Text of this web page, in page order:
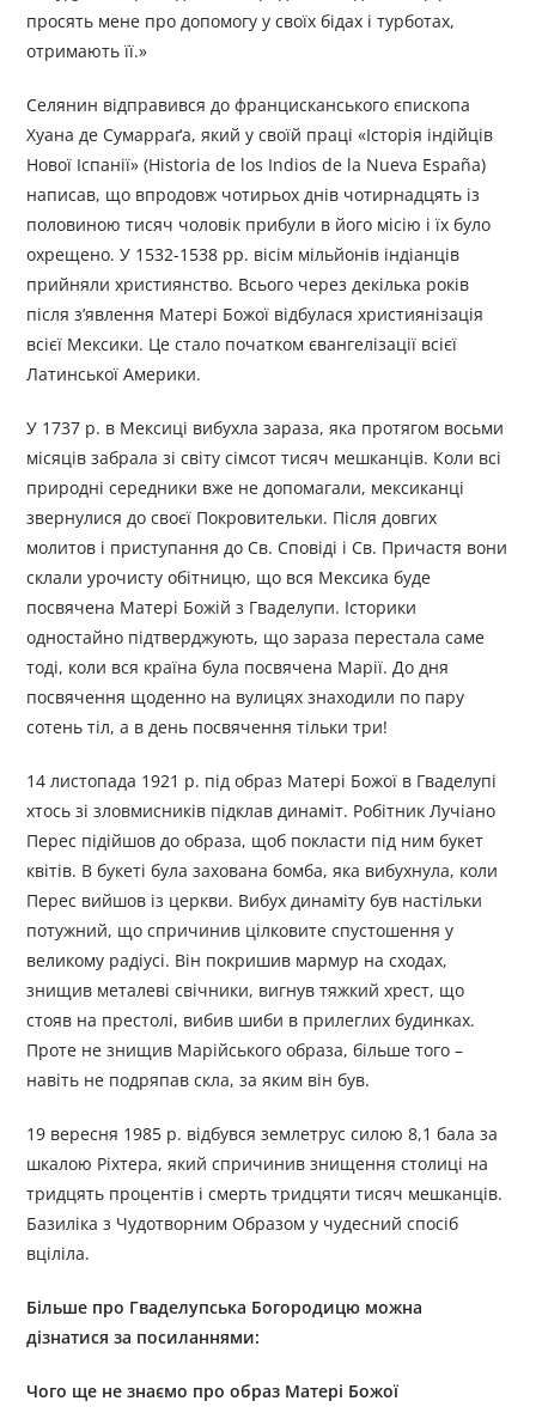
просять мене про допомогу у своїх бідах і турботах,
отримають її.»
Селянин відправився до францисканського єпископа
Хуана де Сумарраґа, який у своїй праці «Історія індійців
Нової Іспанії» (Historia de los Indios de la Nueva España)
написав, що впродовж чотирьох днів чотирнадцять із
половиною тисяч чоловік прибули в його місію і їх було
охрещено. У 1532-1538 рр. вісім мільйонів індіанців
прийняли християнство. Всього через декілька років
після з’явлення Матері Божої відбулася християнізація
всієї Мексики. Це стало початком євангелізації всієї
Латинської Америки.
У 1737 р. в Мексиці вибухла зараза, яка протягом восьми
місяців забрала зі світу сімсот тисяч мешканців. Коли всі
природні середники вже не допомагали, мексиканці
звернулися до своєї Покровительки. Після довгих
молитов і приступання до Св. Сповіді і Св. Причастя вони
склали урочисту обітницю, що вся Мексика буде
посвячена Матері Божій з Гваделупи. Історики
одностайно підтверджують, що зараза перестала саме
тоді, коли вся країна була посвячена Марії. До дня
посвячення щоденно на вулицях знаходили по пару
сотень тіл, а в день посвячення тільки три!
14 листопада 1921 р. під образ Матері Божої в Гваделупі
хтось зі зловмисників підклав динаміт. Робітник Лучіано
Перес підійшов до образа, щоб покласти під ним букет
квітів. В букеті була захована бомба, яка вибухнула, коли
Перес вийшов із церкви. Вибух динаміту був настільки
потужний, що спричинив цілковите спустошення у
великому радіусі. Він покришив мармур на сходах,
знищив металеві свічники, вигнув тяжкий хрест, що
стояв на престолі, вибив шиби в прилеглих будинках.
Проте не знищив Марійського образа, більше того –
навіть не подряпав скла, за яким він був.
19 вересня 1985 р. відбувся землетрус силою 8,1 бала за
шкалою Ріхтера, який спричинив знищення столиці на
тридцять процентів і смерть тридцяти тисяч мешканців.
Базиліка з Чудотворним Образом у чудесний спосіб
вціліла.
Більше про Гваделупська Богородицю можна
дізнатися за посиланнями:
Чого ще не знаємо про образ Матері Божої